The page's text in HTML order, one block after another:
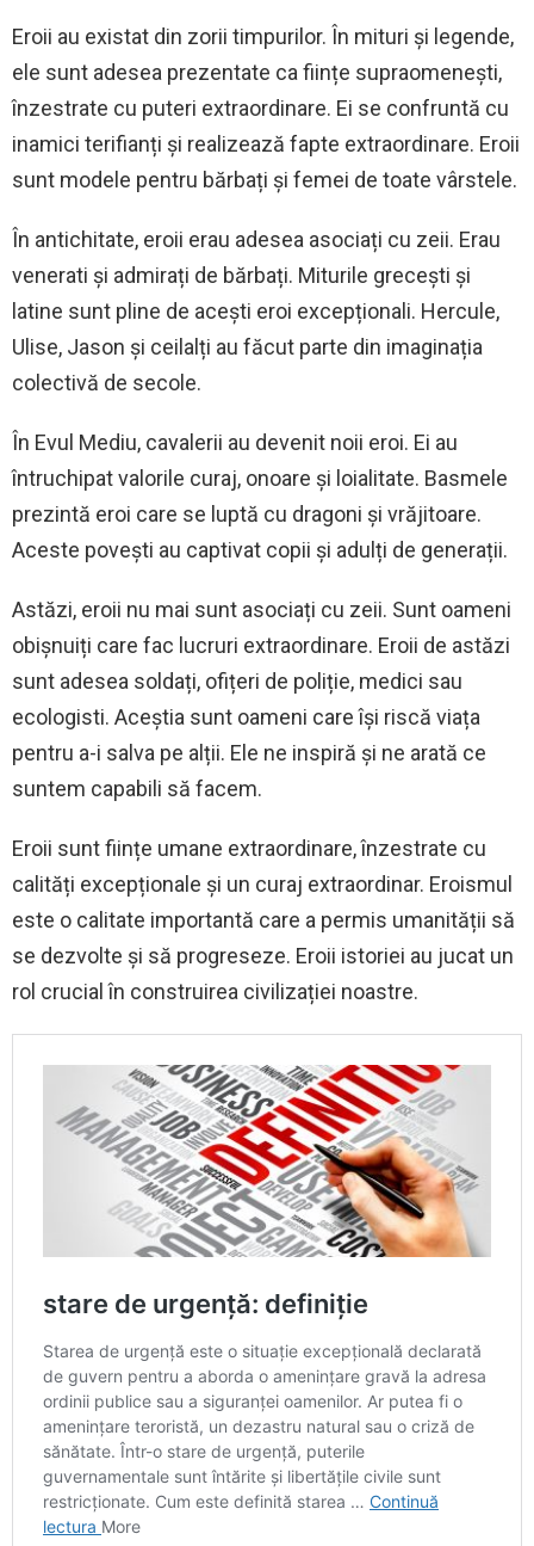
Eroii au existat din zorii timpurilor. În mituri și legende,
ele sunt adesea prezentate ca ființe supraomenești,
înzestrate cu puteri extraordinare. Ei se confruntă cu
inamici terifianți și realizează fapte extraordinare. Eroii
sunt modele pentru bărbați și femei de toate vârstele.
În antichitate, eroii erau adesea asociați cu zeii. Erau
venerati și admirați de bărbați. Miturile grecești și
latine sunt pline de acești eroi excepționali. Hercule,
Ulise, Jason și ceilalți au făcut parte din imaginația
colectivă de secole.
În Evul Mediu, cavalerii au devenit noii eroi. Ei au
întruchipat valorile curaj, onoare și loialitate. Basmele
prezintă eroi care se luptă cu dragoni și vrăjitoare.
Aceste povești au captivat copii și adulți de generații.
Astăzi, eroii nu mai sunt asociați cu zeii. Sunt oameni
obișnuiți care fac lucruri extraordinare. Eroii de astăzi
sunt adesea soldați, ofițeri de poliție, medici sau
ecologisti. Aceștia sunt oameni care își riscă viața
pentru a-i salva pe alții. Ele ne inspiră și ne arată ce
suntem capabili să facem.
Eroii sunt ființe umane extraordinare, înzestrate cu
calități excepționale și un curaj extraordinar. Eroismul
este o calitate importantă care a permis umanității să
se dezvolte și să progreseze. Eroii istoriei au jucat un
rol crucial în construirea civilizației noastre.